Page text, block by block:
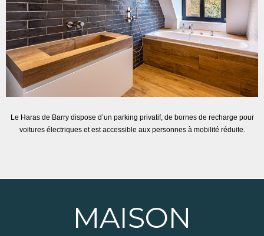
Le Haras de Barry dispose d’un parking privatif, de bornes de recharge pour
voitures électriques et est accessible aux personnes à mobilité réduite.
MAISON